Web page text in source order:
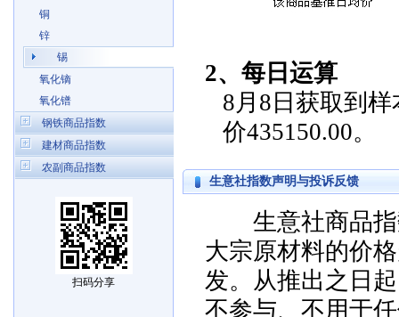
铜
锌
锡
氧化镝
氧化镨
钢铁商品指数
建材商品指数
农副商品指数
扫码分享
2、每日运算
8月8日获取到
价435150.00。
生意社指数声明与投诉反馈
生意社商品指
大宗原材料的价
发。从推出之日
不参与、不用于